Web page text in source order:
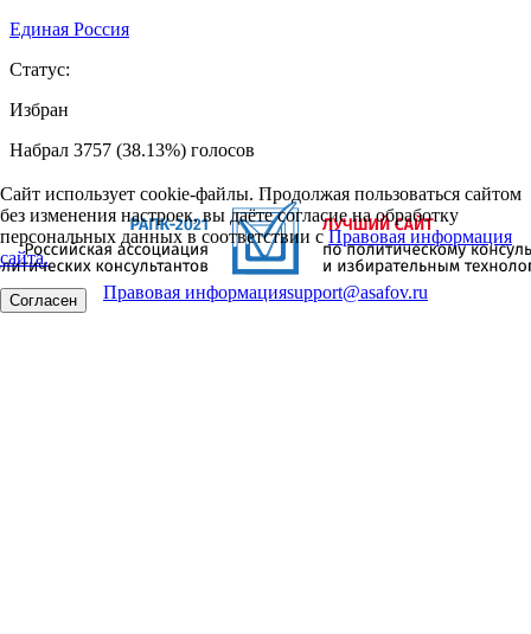
Единая Россия
Статус:
Избран
Набрал 3757 (38.13%) голосов
Сайт использует cookie-файлы. Продолжая пользоваться сайтом
без изменения настроек, вы даёте согласие на обработку
персональных данных в соответствии сПравовая информация
сайта.
Согласен Правовая информацияsupport@asafov.ru